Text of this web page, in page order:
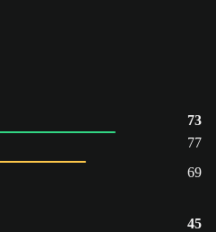
73
77
69
45